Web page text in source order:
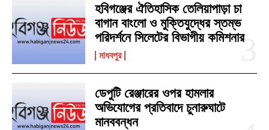
হবিগঞ্জের ঐতিহাসিক তেলিয়াপাড়া চা
বাগান বাংলো ও মুক্তিযুদ্ধের স্তম্ভ
পরিদর্শনে সিলেটের বিভাগীয় কমিশনার
মাধবপুর
ডেপুটি রেঞ্জারের ওপর হামলার
অভিযোগের প্রতিবাদে চুনারুঘাটে
মানববন্ধন